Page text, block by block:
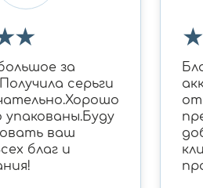
★
за
серьги
упакованы.Буду
ваш
благ и